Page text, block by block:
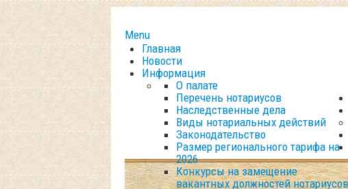
Menu
Главная
Новости
Информация
О палате
Перечень нотариусов
Наследственные дела
Виды нотариальных действий
Законодательство
Размер регионального тарифа на
2026
Конкурсы на замещение
вакантных должностей нотариусов